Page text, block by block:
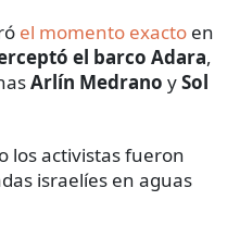
el momento exacto en
el barco Adara,
Arlín Medrano ySol
los activistas fueron
israelíes en aguas